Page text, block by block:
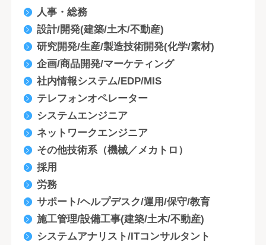
人事・総務
設計/開発(建築/土木/不動産)
研究開発/生産/製造技術開発(化学/素材)
企画/商品開発/マーケティング
社内情報システム/EDP/MIS
テレフォンオペレーター
システムエンジニア
ネットワークエンジニア
その他技術系（機械／メカトロ）
採用
労務
サポート/ヘルプデスク/運用/保守/教育
施工管理/設備工事(建築/土木/不動産)
システムアナリスト/ITコンサルタント